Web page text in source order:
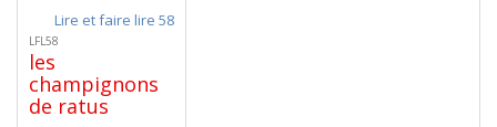
Lire et faire lire 58
LFL58
les
champignons
de ratus